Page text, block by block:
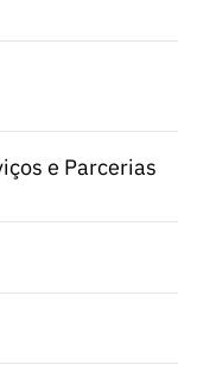
e Parcerias